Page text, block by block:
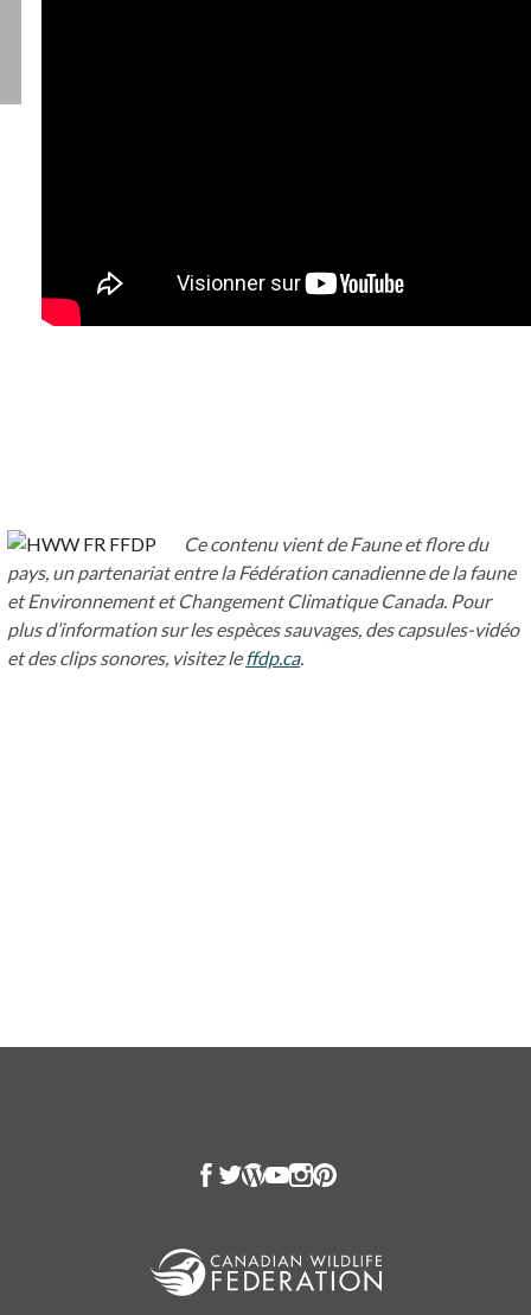
Ce contenu vient de Faune et flore du
pays, un partenariat entre la Fédération canadienne de la faune
et Environnement et Changement Climatique Canada. Pour
plus d’information sur les espèces sauvages, des capsules-vidéo
et des clips sonores, visitez leffdp.cas’ouvre dans un nouvel
.